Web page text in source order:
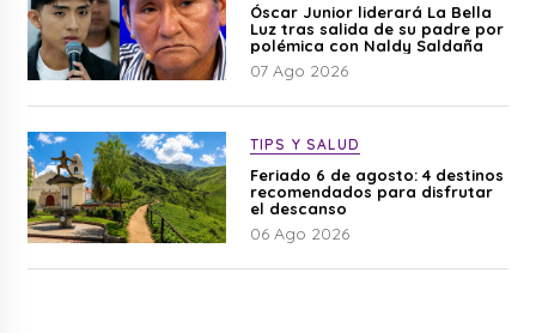
Óscar Junior liderará La Bella
Luz tras salida de su padre por
polémica con Naldy Saldaña
07 Ago 2026
TIPS Y SALUD
Feriado 6 de agosto: 4 destinos
recomendados para disfrutar
el descanso
06 Ago 2026